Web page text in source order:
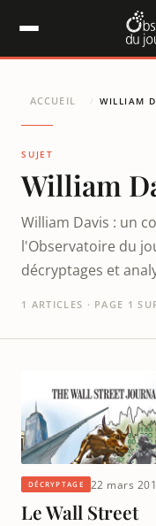
ACCUEIL / WILLIAM
SUJET
William
William Davis : un
l'Observatoire du
décryptages et
1 ARTICLES · PAGE 1
DÉCRYPTAGE 22 mars
Le Wall Street
Panneau de gestion